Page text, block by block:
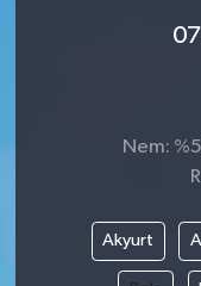
Nem:
Akyurt